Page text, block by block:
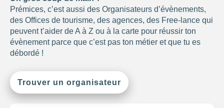
Prémices, c’est aussi des Organisateurs d’évènements,
des Offices de tourisme, des agences, des Free-lance qui
peuvent t’aider de A à Z ou à la carte pour réussir ton
évènement parce que c’est pas ton métier et que tu es
débordé !
Trouver un organisateur
NOMBRE DE
PERSONNES
0 — 15001
Choisir